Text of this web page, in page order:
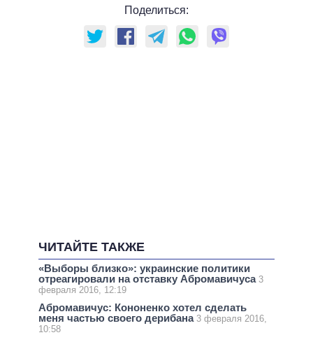
Поделиться:
ЧИТАЙТЕ ТАКЖЕ
«Выборы близко»: украинские политики
отреагировали на отставку Абромавичуса 3
февраля 2016, 12:19
Абромавичус: Кононенко хотел сделать
меня частью своего дерибана 3 февраля 2016,
10:58